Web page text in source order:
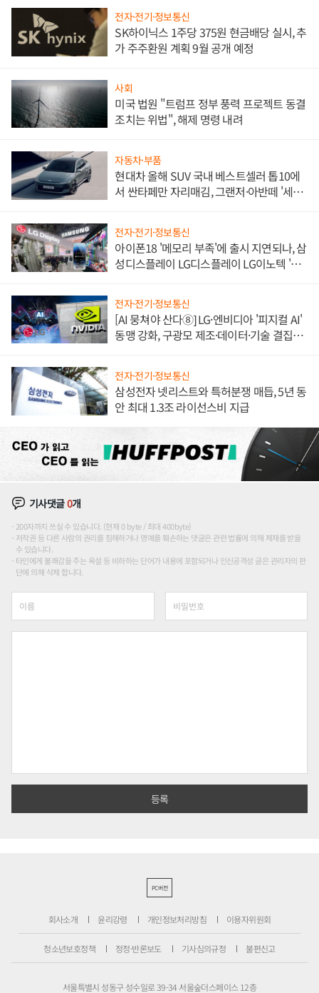
전자·전기·정보통신
SK하이닉스 1주당 375원 현금배당 실시, 추
가 주주환원 계획 9월 공개 예정
사회
미국 법원 "트럼프 정부 풍력 프로젝트 동결
조치는 위법", 해제 명령 내려
자동차·부품
현대차 올해 SUV 국내 베스트셀러 톱10에
서 싼타페만 자리매김, 그랜저·아반떼 '세단
전자·전기·정보통신
아이폰18 '메모리 부족'에 출시 지연되나, 삼
성디스플레이 LG디스플레이 LG이노텍 '탈
전자·전기·정보통신
[AI 뭉쳐야 산다⑧] LG·엔비디아 '피지컬 AI'
동맹 강화, 구광모 제조·데이터·기술 결집
전자·전기·정보통신
삼성전자 넷리스트와 특허분쟁 매듭, 5년 동
안 최대 1.3조 라이선스비 지급
기사댓글0개
200자까지 쓰실 수 있습니다. (현재 0 byte / 최대 400byte)
저작권 등 다른 사람의 권리를 침해하거나 명예를 훼손하는 댓글은 관련 법률에 의해 제재를 받을
수 있습니다.
타인에게 불쾌감을 주는 욕설 등 비하하는 단어가 내용에 포함되거나 인신공격성 글은 관리자의 판
단에 의해 삭제 합니다.
PC버전
회사소개 윤리강령 개인정보처리방침 이용자위원회
청소년보호정책 정정·반론보도 기사심의규정 불편신고
서울특별시 성동구 성수일로 39-34 서울숲더스페이스 12층